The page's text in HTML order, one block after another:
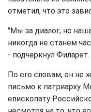
отметил, что это
"Мы за диалог, но
никогда не станем
- подчеркнул Филарет.
По его словам, он не
письмо к патриарху
епископату